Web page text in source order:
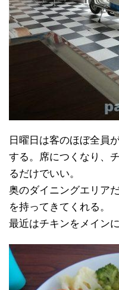
日曜日は客のほぼ全員
する。席につくなり、
るだけでいい。
奥のダイニングエリア
を持ってきてくれる。
最近はチキンをメイン